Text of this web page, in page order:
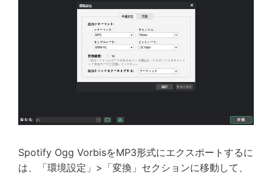
Spotify Ogg VorbisをMP3形式にエクスポートするに
は、「環境設定」>「変換」セクションに移動して、